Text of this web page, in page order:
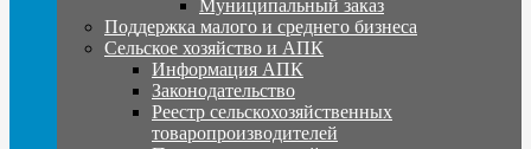
Муниципальный заказ
Поддержка малого и среднего бизнеса
Сельское хозяйство и АПК
Информация АПК
Законодательство
Реестр сельскохозяйственных
товаропроизводителей